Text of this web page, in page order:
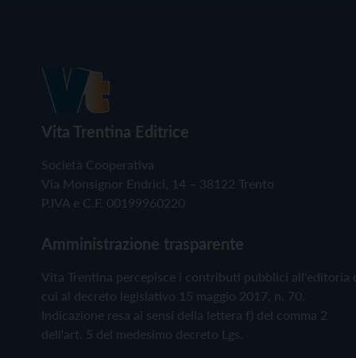
Vita Trentina Editrice
Società Cooperativa
Via Monsignor Endrici, 14 – 38122 Trento
P.IVA e C.F. 00199960220
Amministrazione trasparente
Vita Trentina percepisce i contributi pubblici all'editoria
cui al decreto legislativo 15 maggio 2017, n. 70.
Indicazione resa ai sensi della lettera f) del comma 2
dell'art. 5 del medesimo decreto Lgs.